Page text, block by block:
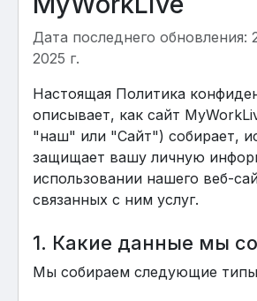
Дата последнего обновления:
2025 г.
Настоящая Политика
описывает, как сайт
"наш" или "Сайт") собирает,
защищает вашу личную
использовании нашего веб-
связанных с ним услуг.
1. Какие данные мы
Мы собираем следующие